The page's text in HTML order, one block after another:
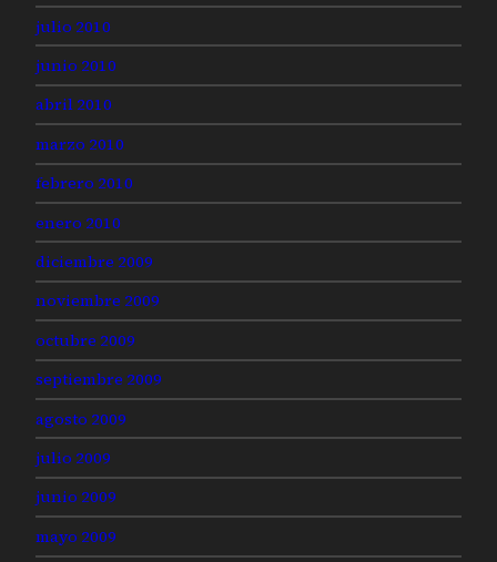
julio 2010
junio 2010
abril 2010
marzo 2010
febrero 2010
enero 2010
diciembre 2009
noviembre 2009
octubre 2009
septiembre 2009
agosto 2009
julio 2009
junio 2009
mayo 2009